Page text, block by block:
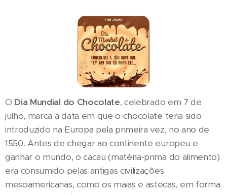
O Dia Mundial do Chocolate, celebrado em 7 de
julho, marca a data em que o chocolate teria sido
introduzido na Europa pela primeira vez, no ano de
1550. Antes de chegar ao continente europeu e
ganhar o mundo, o cacau (matéria-prima do alimento)
era consumido pelas antigas civilizações
mesoamericanas, como os maias e astecas, em forma